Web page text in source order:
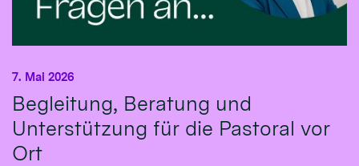
Begleitung, Beratung und
Unterstützung für die Pastoral vor
Ort
7. Mai 2026